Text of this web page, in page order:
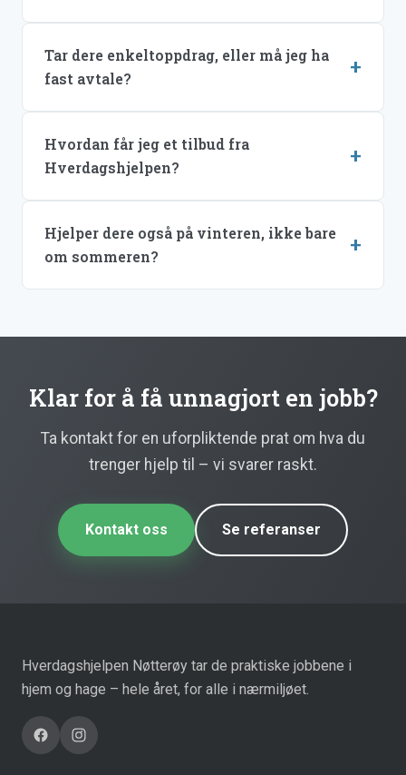
Tar dere enkeltoppdrag, eller må jeg ha
fast avtale?
Hvordan får jeg et tilbud fra
Hverdagshjelpen?
Hjelper dere også på vinteren, ikke bare
om sommeren?
Klar for å få unnagjort en jobb?
Ta kontakt for en uforpliktende prat om hva du
trenger hjelp til – vi svarer raskt.
Kontakt oss Se referanser
Hverdagshjelpen Nøtterøy tar de praktiske jobbene i
hjem og hage – hele året, for alle i nærmiljøet.